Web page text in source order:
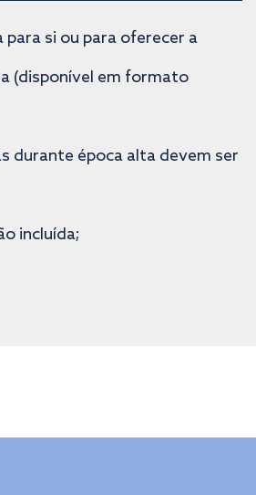
para si ou para oferecer a
(disponível em formato
durante época alta devem ser
incluída;